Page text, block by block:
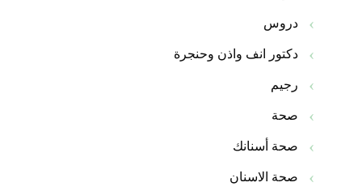
دروس
دكتور انف واذن وحنجرة
رجيم
صحة
صحة أسنانك
صحة الاسنان